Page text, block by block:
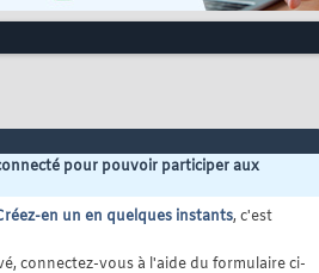
pour pouvoir participer aux
en un en quelques instants, c'est
connectez-vous à l'aide du formulaire ci-